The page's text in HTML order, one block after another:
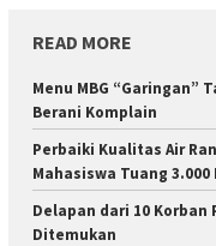
READ MORE
Menu MBG “Garingan”
Berani Komplain
Perbaiki Kualitas Air
Mahasiswa Tuang 3.000
Delapan dari 10
Ditemukan